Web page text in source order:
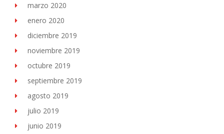
marzo 2020
enero 2020
diciembre 2019
noviembre 2019
octubre 2019
septiembre 2019
agosto 2019
julio 2019
junio 2019